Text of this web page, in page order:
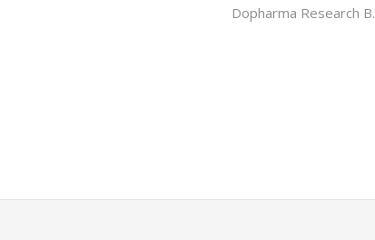
Dopharma Research